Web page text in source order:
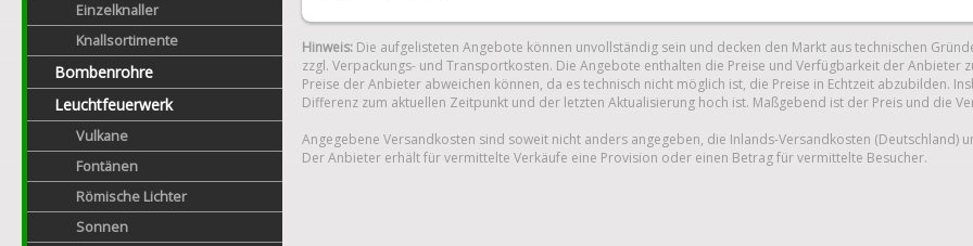
Einzelknaller
Knallsortimente
Bombenrohre
Leuchtfeuerwerk
Vulkane
Fontänen
Römische Lichter
Sonnen
Hinweis: Die aufgelisteten Angebote können unvollständig sein und decken den Markt aus technischen
zzgl. Verpackungs- und Transportkosten. Die Angebote enthalten die Preise und Verfügbarkeit der Anbieter
Preise der Anbieter abweichen können, da es technisch nicht möglich ist, die Preise in Echtzeit abzubilden.
Differenz zum aktuellen Zeitpunkt und der letzten Aktualisierung hoch ist. Maßgebend ist der Preis und die
Angegebene Versandkosten sind soweit nicht anders angegeben, die Inlands-Versandkosten (Deutschland)
Der Anbieter erhält für vermittelte Verkäufe eine Provision oder einen Betrag für vermittelte Besucher.